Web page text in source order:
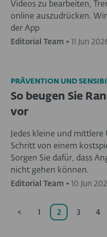
Videos zu bearbeiten,
online auszudrücken.
der App
Editorial Team • 11 Jun
PRÄVENTION UND
So beugen Sie
vor
Jedes kleine und
Schritt von einem
Sorgen Sie dafür, dass
nicht gehen können.
Editorial Team • 10 Jun
< 1 2 3 4